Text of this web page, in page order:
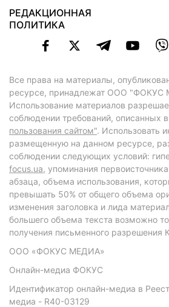
РЕДАКЦИОННАЯ
ПОЛИТИКА
Все права на материалы,
ресурсе, принадлежат ООО "ФОКУС
Использование материалов
соблюдении требований, описанных в
пользования сайтом". Использовать
размещенную на данном ресурсе,
соблюдении следующих условий:
focus.ua, упоминания
абзаца, объема использования,
превышать 50% от общего объема
изменения заголовка и лида
большего объема текста возможно
получения письменного разрешения
ООО «ФОКУС МЕДИА»
Онлайн-медиа ФОКУС
Идентификатор онлайн-медиа в
медиа - R40-03129